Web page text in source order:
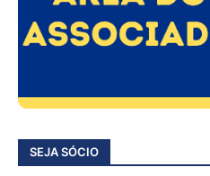
SEJA SÓCIO